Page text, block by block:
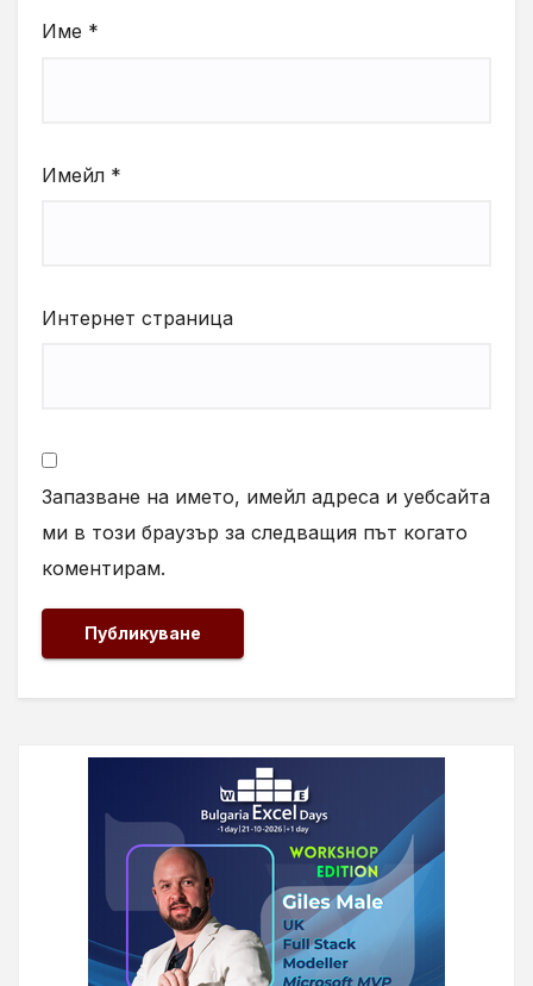
Име *
Имейл *
Интернет страница
Запазване на името, имейл адреса и уебсайта
ми в този браузър за следващия път когато
коментирам.